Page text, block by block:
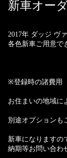
新車オー
2017年 ダッジ ヴ
各色新車ご用意で
※登録時の諸費用
お住まいの地域に
別途オプションも
新車になりますの
納期等お問い合わ